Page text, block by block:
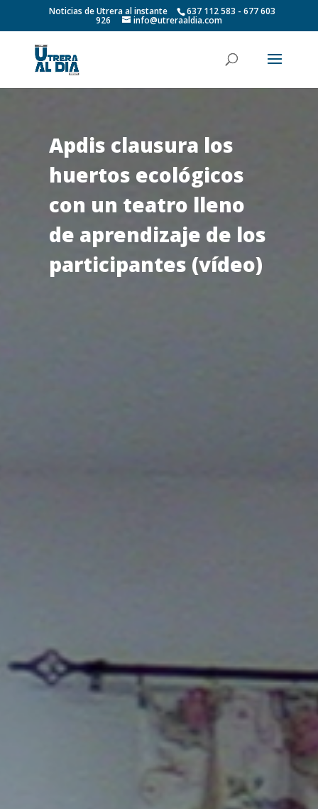
Noticias de Utrera al instante 637 112 583 - 677 603
926 info@utreraaldia.com
Apdis clausura los
huertos ecológicos
con un teatro lleno
de aprendizaje de los
participantes (vídeo)